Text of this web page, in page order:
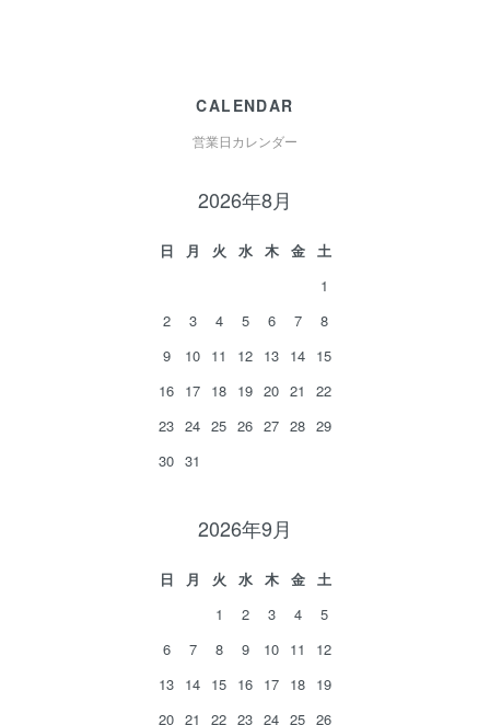
CALENDAR
営業日カレンダー
2026年8月
日 月 火 水 木 金
土
1
2
3 4 5 6 7
8
9
10 11 12 13 14 15
16 17 18 19 20 21
22
23 24 25 26 27 28 29
30 31
2026年9月
日 月 火 水 木 金
土
1
2 3 4
5
6
7 8 9 10 11
12
13 14 15 16 17 18 19
20 21 22 23 24 25 26